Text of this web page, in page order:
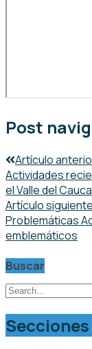
Post
Artículo
Actividades
el Valle del Cauca
Artículo siguiente
Problemáticas
emblemáticos
Buscar
Secciones